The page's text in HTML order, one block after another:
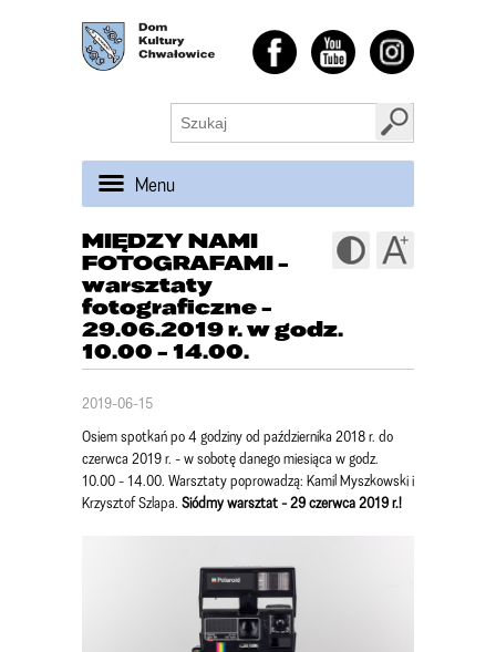
Menu
MIĘDZY NAMI
FOTOGRAFAMI -
warsztaty
fotograficzne -
29.06.2019 r. w godz.
10.00 - 14.00.
2019-06-15
Osiemspotkań po 4 godziny od października 2018 r. do
czerwca 2019 r. - w sobotę danego miesiąca w godz.
10.00 - 14.00. Warsztaty poprowadzą: Kamil Myszkowski i
Krzysztof Szlapa. Siódmy warsztat - 29 czerwca 2019 r.!